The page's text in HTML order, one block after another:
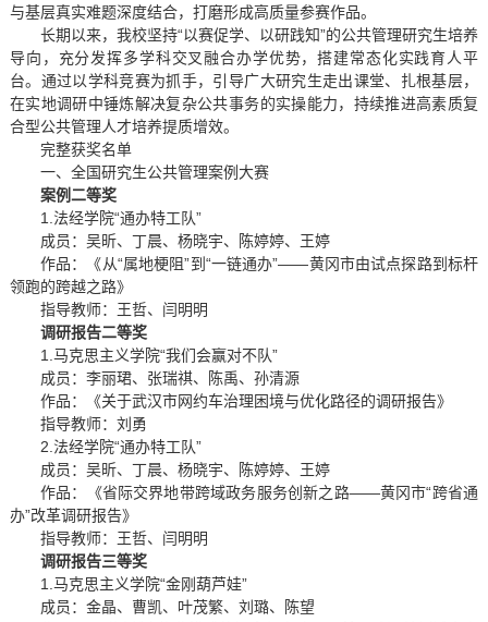
与基层真实难题深度结合，打磨形成高质量参赛作品。
长期以来，我校坚持“以赛促学、以研践知”的公共管理研究生培养
导向，充分发挥多学科交叉融合办学优势，搭建常态化实践育人平
台。通过以学科竞赛为抓手，引导广大研究生走出课堂、扎根基层，
在实地调研中锤炼解决复杂公共事务的实操能力，持续推进高素质复
合型公共管理人才培养提质增效。
完整获奖名单
一、全国研究生公共管理案例大赛
案例二等奖
1.法经学院“通办特工队”
成员：吴昕、丁晨、杨晓宇、陈婷婷、王婷
作品：《从“属地梗阻”到“一链通办”——黄冈市由试点探路到标杆
领跑的跨越之路》
指导教师：王哲、闫明明
调研报告二等奖
1.马克思主义学院“我们会赢对不队”
成员：李丽珺、张瑞祺、陈禹、孙清源
作品：《关于武汉市网约车治理困境与优化路径的调研报告》
指导教师：刘勇
2.法经学院“通办特工队”
成员：吴昕、丁晨、杨晓宇、陈婷婷、王婷
作品：《省际交界地带跨域政务服务创新之路——黄冈市“跨省通
办”改革调研报告》
指导教师：王哲、闫明明
调研报告三等奖
1.马克思主义学院“金刚葫芦娃”
成员：金晶、曹凯、叶茂繁、刘璐、陈望